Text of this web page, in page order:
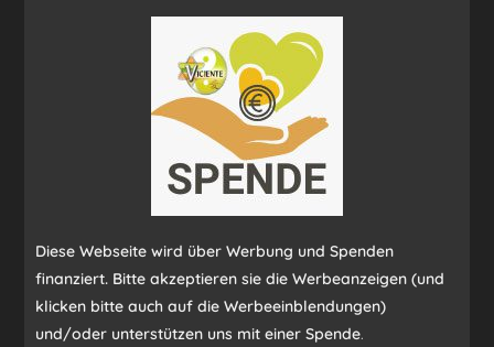
Diese Webseite wird über Werbung und Spenden
finanziert. Bitte akzeptieren sie die Werbeanzeigen (und
klicken bitte auch auf die Werbeeinblendungen)
und/oder unterstützen uns mit einer Spende.